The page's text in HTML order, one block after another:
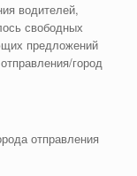
водителей,
свободных
предложений
город
отправления